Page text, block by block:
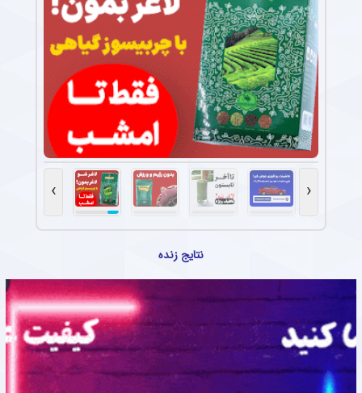
‹
›
نتایج زنده